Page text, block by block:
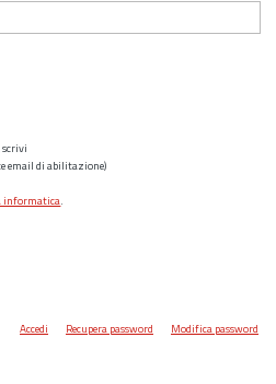
scrivi
email di abilitazione)
informatica.
Accedi Recupera password Modifica password